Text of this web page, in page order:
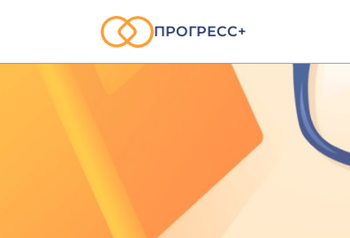
ПРОГРЕСС+